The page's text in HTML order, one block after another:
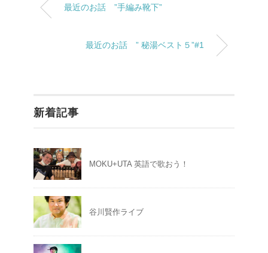
最近のお話 ”手編み靴下”
最近のお話 ” 秘湯ベスト５”#1
新着記事
MOKU+UTA 英語で歌おう！
谷川賢作ライブ